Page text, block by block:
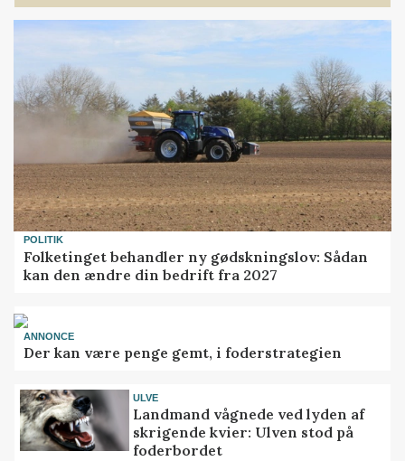
POLITIK
Folketinget behandler ny gødskningslov: Sådan
kan den ændre din bedrift fra 2027
ANNONCE
Der kan være penge gemt, i foderstrategien
ULVE
Landmand vågnede ved lyden af
skrigende kvier: Ulven stod på
foderbordet